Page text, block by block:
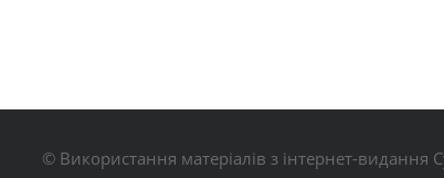
© Використання матеріалів з інтернет-